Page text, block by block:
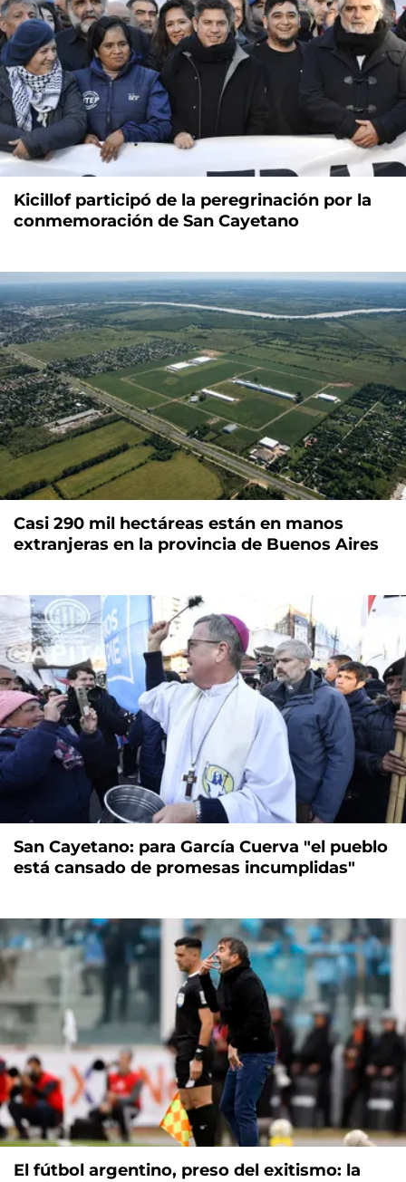
Kicillof participó de la peregrinación por la
conmemoración de San Cayetano
Casi 290 mil hectáreas están en manos
extranjeras en la provincia de Buenos Aires
San Cayetano: para García Cuerva "el pueblo
está cansado de promesas incumplidas"
El fútbol argentino, preso del exitismo: la